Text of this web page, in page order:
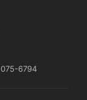
6794